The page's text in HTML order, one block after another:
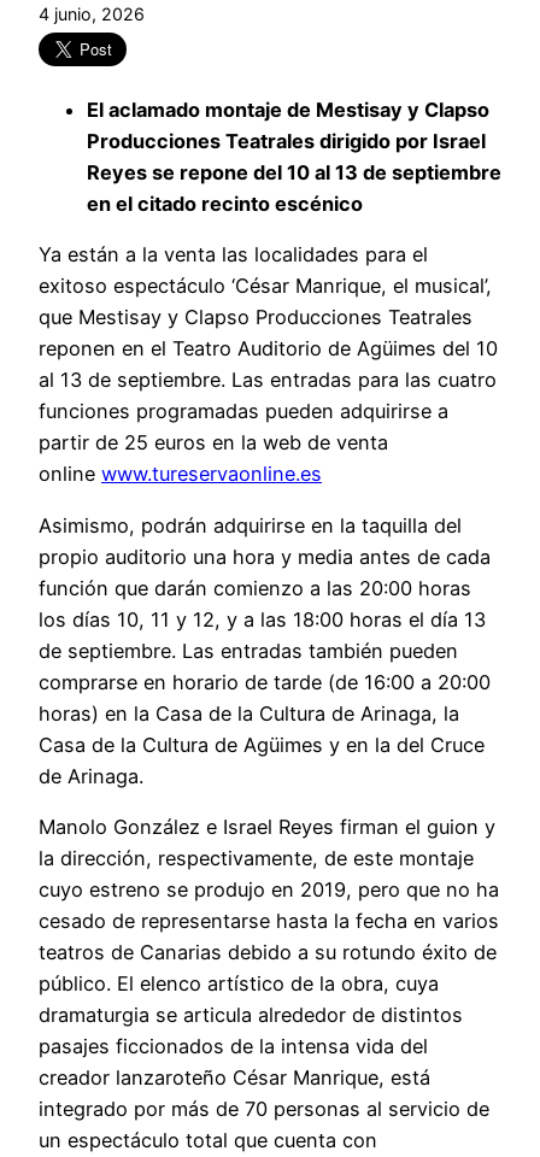
4 junio, 2026
El aclamado montaje de Mestisay y Clapso
Producciones Teatrales dirigido por Israel
Reyes se repone del 10 al 13 de septiembre
en el citado recinto escénico
Ya están a la venta las localidades para el
exitoso espectáculo ‘César Manrique, el musical’,
que Mestisay y Clapso Producciones Teatrales
reponen en el Teatro Auditorio de Agüimes del 10
al 13 de septiembre. Las entradas para las cuatro
funciones programadas pueden adquirirse a
partir de 25 euros en la web de venta
online www.tureservaonline.es
Asimismo, podrán adquirirse en la taquilla del
propio auditorio una hora y media antes de cada
función que darán comienzo a las 20:00 horas
los días 10, 11 y 12, y a las 18:00 horas el día 13
de septiembre. Las entradas también pueden
comprarse en horario de tarde (de 16:00 a 20:00
horas) en la Casa de la Cultura de Arinaga, la
Casa de la Cultura de Agüimes y en la del Cruce
de Arinaga.
Manolo González e Israel Reyes firman el guion y
la dirección, respectivamente, de este montaje
cuyo estreno se produjo en 2019, pero que no ha
cesado de representarse hasta la fecha en varios
teatros de Canarias debido a su rotundo éxito de
público. El elenco artístico de la obra, cuya
dramaturgia se articula alrededor de distintos
pasajes ficcionados de la intensa vida del
creador lanzaroteño César Manrique, está
integrado por más de 70 personas al servicio de
un espectáculo total que cuenta con